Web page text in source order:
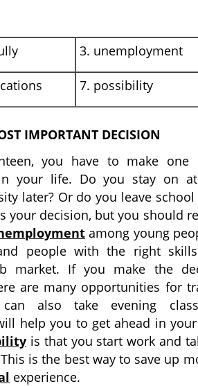
3. unemployment
7. possibility
IMPORTANT DECISION
you have to make
your life. Do you stay on at
later? Or do you leave
your decision, but you should
among young
people with the right
market. If you make the
are many opportunities for
also take evening
help you to get ahead in
is that you start work and
is the best way to save up
experience.